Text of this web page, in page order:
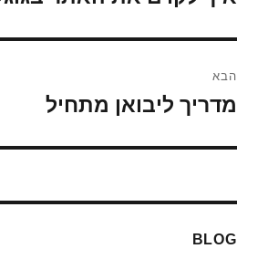
הבא
הפוסט
מדריך ליבואן מתחיל
BLOG